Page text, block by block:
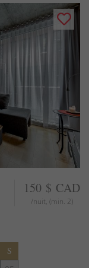
150 $ CAD
/nuit, (min. 2)
S